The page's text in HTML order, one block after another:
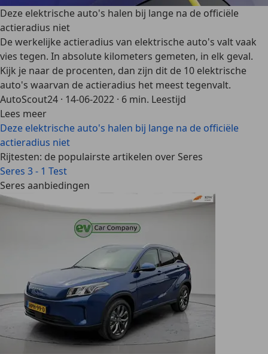
Deze elektrische auto's halen bij lange na de officiële
actieradius niet
De werkelijke actieradius van elektrische auto's valt vaak
vies tegen. In absolute kilometers gemeten, in elk geval.
Kijk je naar de procenten, dan zijn dit de 10 elektrische
auto's waarvan de actieradius het meest tegenvalt.
AutoScout24 · 14-06-2022 · 6 min. Leestijd
Lees meer
Deze elektrische auto's halen bij lange na de officiële
actieradius niet
Rijtesten: de populairste artikelen over Seres
Seres 3 - 1 Test
Seres aanbiedingen